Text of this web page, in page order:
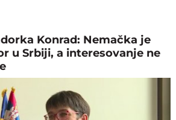
Konrad: Nemačka je
u Srbiji, a interesovanje ne